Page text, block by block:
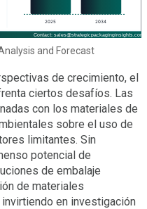
and Forecast
de crecimiento, el
ciertos desafíos. Las
con los materiales de
sobre el uso de
limitantes. Sin
potencial de
de embalaje
de materiales
en investigación